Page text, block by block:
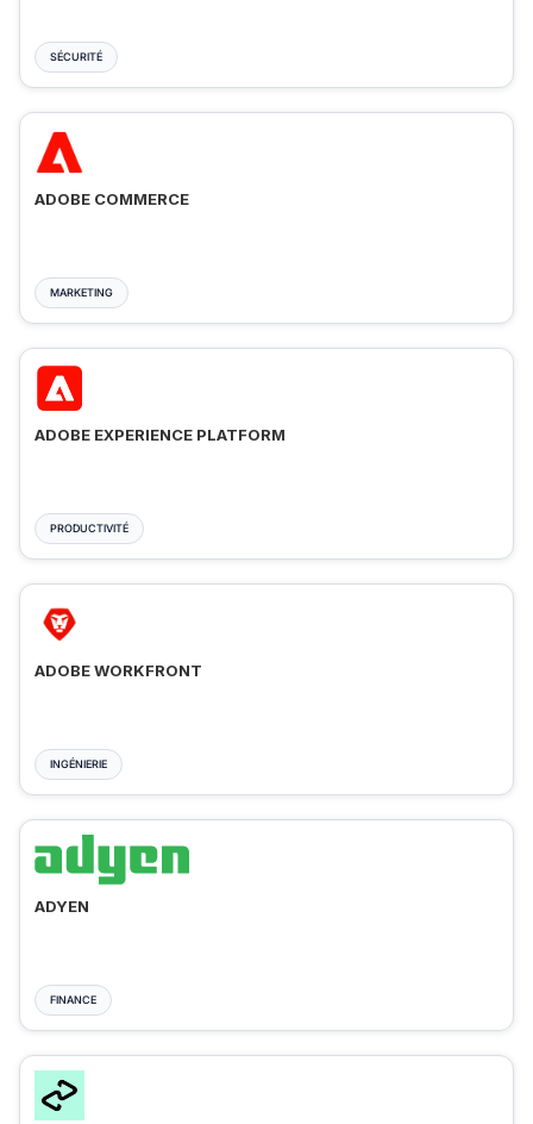
SÉCURITÉ
ADOBE COMMERCE
MARKETING
ADOBE EXPERIENCE PLATFORM
PRODUCTIVITÉ
ADOBE WORKFRONT
INGÉNIERIE
ADYEN
FINANCE